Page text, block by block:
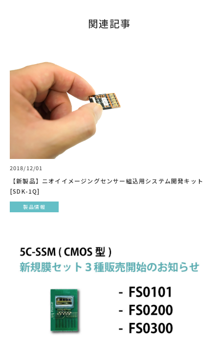
関連記事
2018/12/01
【新製品】ニオイイメージングセンサー組込用システム開発キット
[SDK-1Q]
製品情報